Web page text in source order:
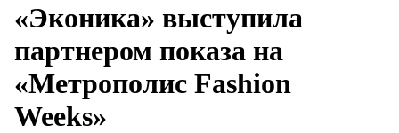
«Эконика» выступила
партнером показа на
«Метрополис Fashion
Weeks»